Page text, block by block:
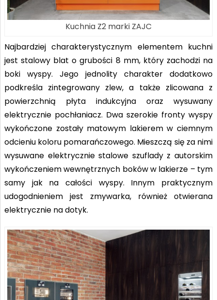
Kuchnia Z2 marki ZAJC
Najbardziej charakterystycznym elementem kuchni
jest stalowy blat o grubości 8 mm, który zachodzi na
boki wyspy. Jego jednolity charakter dodatkowo
podkreśla zintegrowany zlew, a także zlicowana z
powierzchnią płyta indukcyjna oraz wysuwany
elektrycznie pochłaniacz. Dwa szerokie fronty wyspy
wykończone zostały matowym lakierem w ciemnym
odcieniu koloru pomarańczowego. Mieszczą się za nimi
wysuwane elektrycznie stalowe szuflady z autorskim
wykończeniem wewnętrznych boków w lakierze – tym
samy jak na całości wyspy. Innym praktycznym
udogodnieniem jest zmywarka, również otwierana
elektrycznie na dotyk.